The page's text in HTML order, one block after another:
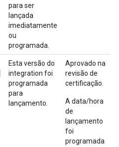
para ser
lançada
imediatamente
ou
programada.
Esta versão do
integration foi
programada
para
lançamento.
Aprovado na
revisão de
certificação.
A data/hora
de
lançamento
foi
programada